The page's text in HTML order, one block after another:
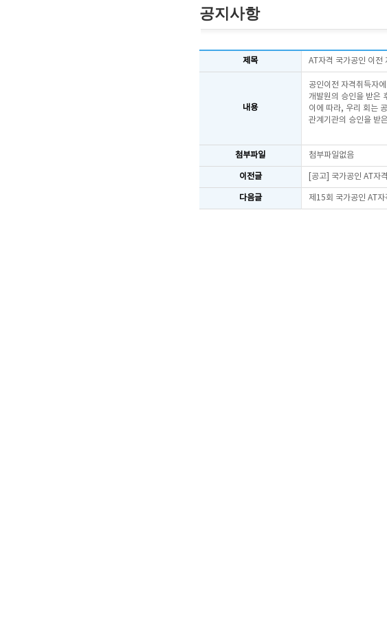
공지사항
제목 AT자격 국가공인 이전
내용
공인이전 자격취득자
개발원의 승인을 받은
이에 따라, 우리 회는
관계기관의 승인을 받
첨부파일 첨부파일없음
이전글 [공고] 국가공인 AT자
다음글 제15회 국가공인 AT